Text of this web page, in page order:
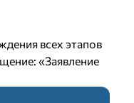
всех этапов
«Заявление